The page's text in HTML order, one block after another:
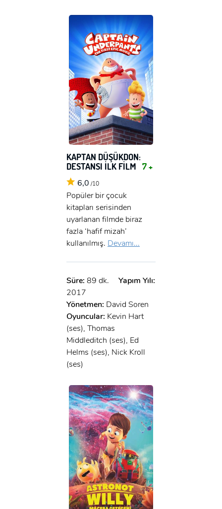
KAPTAN DÜŞÜKDON:
DESTANSI İLK FİLM 7 +
6,0 /10
Popüler bir çocuk
kitapları serisinden
uyarlanan filmde biraz
fazla ‘hafif mizah’
kullanılmış. Devamı...
Süre: 89 dk.
Yapım Yılı:
2017
Yönetmen: David Soren
Oyuncular: Kevin Hart
(ses), Thomas
Middleditch (ses), Ed
Helms (ses), Nick Kroll
(ses)